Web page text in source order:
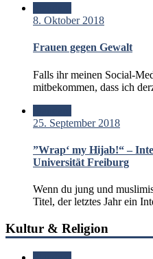
8. Oktober 2018
Frauen gegen Gewalt
Falls ihr meinen Social-
mitbekommen, dass ich
25. September 2018
”Wrap‘ my Hijab!“ –
Universität Freiburg
Wenn du jung und
Titel, der letztes Jahr ein
Kultur & Religion